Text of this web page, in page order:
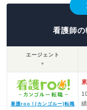
看護師
エージェント
▼
看護roo！(カンゴルー)転職